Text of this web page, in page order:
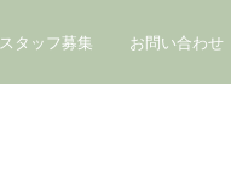
スタッフ募集 お問い合わせ